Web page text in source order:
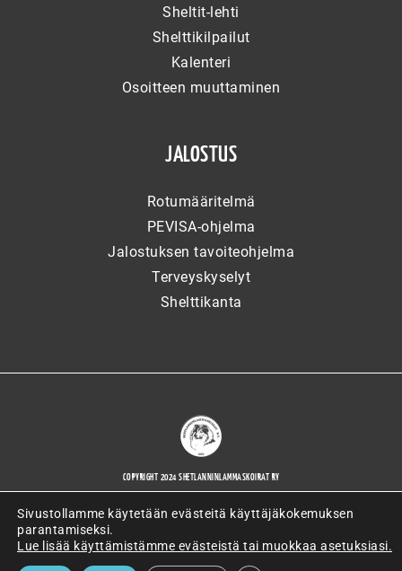
Sheltit-lehti
Shelttikilpailut
Kalenteri
Osoitteen muuttaminen
JALOSTUS
Rotumääritelmä
PEVISA-ohjelma
Jalostuksen tavoiteohjelma
Terveyskyselyt
Shelttikanta
COPYRIGHT 2024 SHETLANNINLAMMASKOIRAT RY
Sivustollamme käytetään evästeitä käyttäjäkokemuksen
parantamiseksi.
Lue lisää käyttämistämme evästeistä tai muokkaa asetuksiasi.